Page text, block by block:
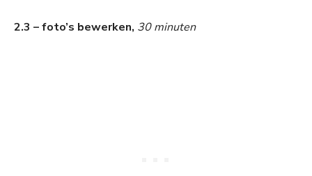
2.3 – foto’s bewerken, 30 minuten